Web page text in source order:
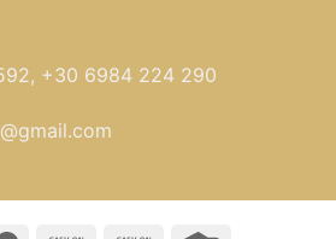
+30 6984 224 290